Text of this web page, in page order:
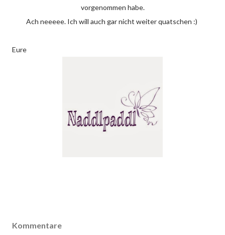
vorgenommen habe.
Ach neeeee. Ich will auch gar nicht weiter quatschen :)
Eure
Kommentare